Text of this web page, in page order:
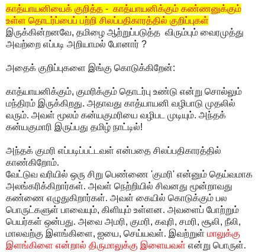
காத்யாயனியைக் குறித்த - காத்யாயனிக்கும் கண்ணனுக்கும்
உள்ள தொடர்ப்பைப் பற்றி சிலப்பதிகாரத்தில் குறிப்புகள்
இருக்கின்றனவே, தமிழை ஆற்றுப்படுத்த விரும்பும் வைரமுத்து
அவற்றை எப்படி அறியாமல் போனார் ?
அதைக் குறிப்புகளை இங்கு கொடுக்கிறேன்:
காத்யாயனிக்கும், குமரிக்கும் தொடர்பு உண்டு என்று சொல்லும்
மந்திரம் இருக்கிறது. அதாவது காத்யாயனி வழிபாடு முதலில்
வரும். அவள் மூலம் கன்யகுமரியை வழிபட முடியும். அந்தக்
கன்யகுமாரி இருப்பது தமிழ் நாட்டில்!
அந்தக் குமரி எப்படிப்பட்டவள் என்பதை சிலப்பதிகாரத்தில்
காண்கிறோம்.
வேட்டுவ வரியில் ஒரு சிறு பெண்ணை 'குமரி' என்னும் தெய்வமாக
அலங்கரிக்கிறார்கள். அவள் நெற்றியில் சிவனது மூன்றாவது
கண்ணை எழுதுகிறார்கள். அவள் கையில் கொடுக்கும் பல
பொருட்களுள் பாவையும், கிளியும் உள்ளன. அவளைப் போற்றும்
பெயர்கள் ஒன்பது. அவை அமரி, குமரி, கவுரி, சமரி, சூலி, நீலி,
மாலவற்கு இளங்கிளை, ஐயை, செய்யவள். இவற்றுள் மாலுக்கு
இளங்கிளை என்றால் திருமாலுக்கு இளையவள் என்று பொருள்.